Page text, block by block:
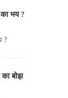
का भय ?
?
का बोझ